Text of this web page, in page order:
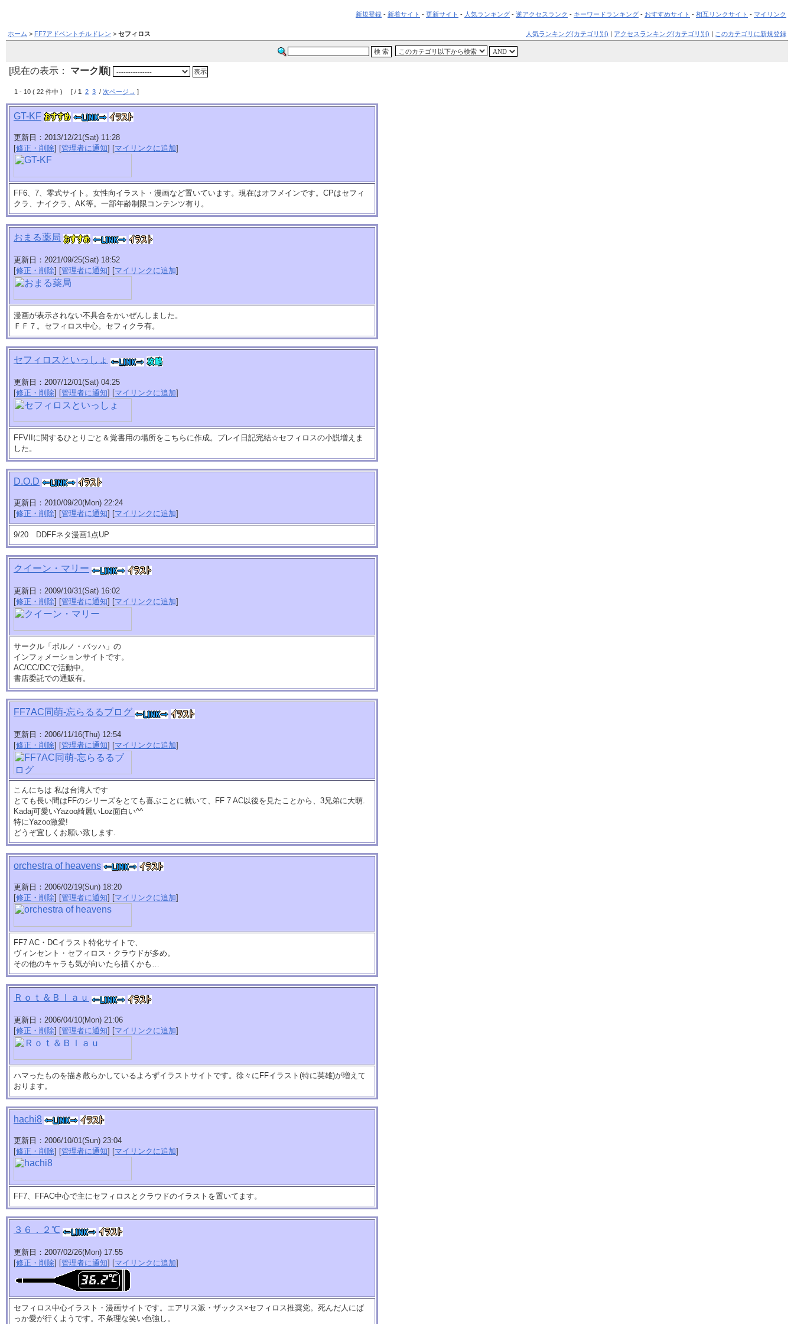
新規登録 - 新着サイト - 更新サイト - 人気ランキング - 逆アクセスランク - キーワードランキング - おすすめサイト - 相互リンクサイト - マイリンク
ホーム > FF7アドベントチルドレン > セフィロス 人気ランキング(カテゴリ別) | アクセスランキング(カテゴリ別) | このカテゴリに新規登録
[現在の表示： マーク順]
1 - 10 ( 22 件中 ) [ / 1 2 3 / 次ページ→ ]
GT-KF
更新日：2013/12/21(Sat) 11:28
[修正・削除] [管理者に通知] [マイリンクに追加]
FF6、7、零式サイト。女性向イラスト・漫画など置いています。現在はオフメインです。CPはセフィ
クラ、ナイクラ、AK等。一部年齢制限コンテンツ有り。
おまる薬局
更新日：2021/09/25(Sat) 18:52
[修正・削除] [管理者に通知] [マイリンクに追加]
漫画が表示されない不具合をかいぜんしました。
ＦＦ７。セフィロス中心。セフィクラ有。
セフィロスといっしょ
更新日：2007/12/01(Sat) 04:25
[修正・削除] [管理者に通知] [マイリンクに追加]
FFVIIに関するひとりごと＆覚書用の場所をこちらに作成。プレイ日記完結☆セフィロスの小説増えま
した。
D.O.D
更新日：2010/09/20(Mon) 22:24
[修正・削除] [管理者に通知] [マイリンクに追加]
9/20 DDFFネタ漫画1点UP
クイーン・マリー
更新日：2009/10/31(Sat) 16:02
[修正・削除] [管理者に通知] [マイリンクに追加]
サークル「ポルノ・バッハ」の
インフォメーションサイトです。
AC/CC/DCで活動中。
書店委託での通販有。
FF7AC同萌-忘らるるブログ
更新日：2006/11/16(Thu) 12:54
[修正・削除] [管理者に通知] [マイリンクに追加]
こんにちは 私は台湾人です
とても長い間はFFのシリーズをとても喜ぶことに就いて、FF 7 AC以後を見たことから、3兄弟に大萌.
Kadaj可愛いYazoo綺麗いLoz面白い^^
特にYazoo激愛!
どうぞ宜しくお願い致します.
orchestra of heavens
更新日：2006/02/19(Sun) 18:20
[修正・削除] [管理者に通知] [マイリンクに追加]
FF7 AC・DCイラスト特化サイトで、
ヴィンセント・セフィロス・クラウドが多め。
その他のキャラも気が向いたら描くかも…
Ｒｏｔ＆Ｂｌａｕ
更新日：2006/04/10(Mon) 21:06
[修正・削除] [管理者に通知] [マイリンクに追加]
ハマったものを描き散らかしているよろずイラストサイトです。徐々にFFイラスト(特に英雄)が増えて
おります。
hachi8
更新日：2006/10/01(Sun) 23:04
[修正・削除] [管理者に通知] [マイリンクに追加]
FF7、FFAC中心で主にセフィロスとクラウドのイラストを置いてます。
３６．２℃
更新日：2007/02/26(Mon) 17:55
[修正・削除] [管理者に通知] [マイリンクに追加]
セフィロス中心イラスト・漫画サイトです。エアリス派・ザックス×セフィロス推奨党。死んだ人にば
っか愛が行くようです。不条理な笑い色強し。